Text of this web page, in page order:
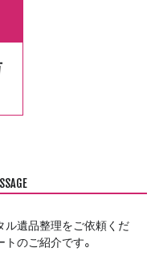
ル遺品整理をご依頼くだ
のご紹介です。